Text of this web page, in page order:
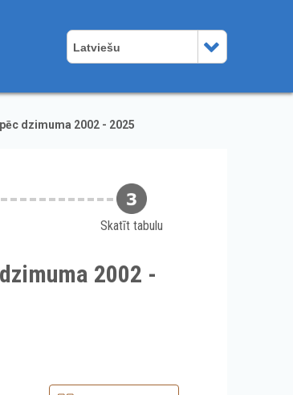
Latviešu
dzimuma 2002 - 2025
Skatīt tabulu
2002 -